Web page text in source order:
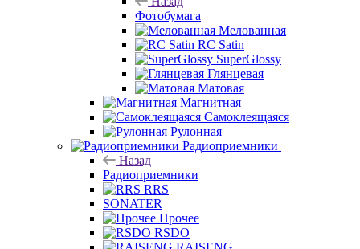
Фотобумага
Мелованная
RC Satin
SuperGlossy
Глянцевая
Матовая
Магнитная
Самоклеящаяся
Рулонная
Радиоприемники
Назад
Радиоприемники
RRS
SONATER
Прочее
RSDO